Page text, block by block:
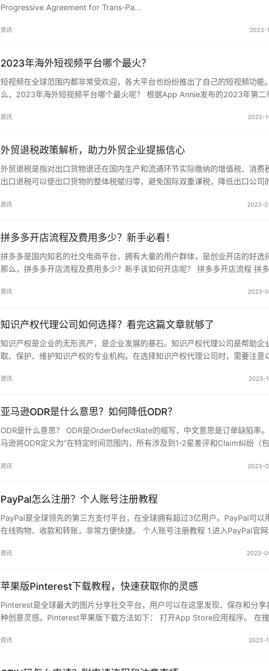
Progressive Agreement for Trans-Pa…
资讯 2023-
2023年海外短视频平台哪个最火？
短视频在全球范围内都非常受欢迎，各大平台也纷纷推出了自己的短视频功能
么，2023年海外短视频平台哪个最火呢？ 根据App Annie发布的2023年第二
资讯 2023-
外贸退税政策解析，助力外贸企业提振信心
外贸退税是指对出口货物退还在国内生产和流通环节实际缴纳的增值税、消费
出口退税可以使出口货物的整体税赋归零，避免国际双重课税，降低出口公司
资讯 2023-
拼多多开店流程及费用多少？新手必看！
拼多多是国内知名的社交电商平台，拥有大量的用户群体，是创业开店的好选
那么，拼多多开店流程及费用多少？新手该如何开店呢？ 拼多多开店流程 拼
资讯 2023-
知识产权代理公司如何选择？看完这篇文章就够了
知识产权是企业的无形资产，是企业发展的基石。知识产权代理公司是帮助企
取、保护、维护知识产权的专业机构。在选择知识产权代理公司时，需要注意
资讯 2023-
亚马逊ODR是什么意思？如何降低ODR？
ODR是什么意思？ ODR是OrderDefectRate的缩写，中文意思是订单缺陷率
马逊将ODR定义为“在特定时间范围内，所有涉及到1-2星差评和Claim纠纷（
资讯 2023-
PayPal怎么注册？个人账号注册教程
PayPal是全球领先的第三方支付平台，在全球拥有超过3亿用户。PayPal可以
在线购物、收款和转账，非常方便快捷。 个人账号注册教程 1.进入PayPal官网
资讯 2023-
苹果版Pinterest下载教程，快速获取你的灵感
Pinterest是全球最大的图片分享社交平台，用户可以在这里发现、保存和分享
种创意灵感。Pinterest苹果版下载方法如下： 打开App Store应用程序。 在
资讯 2023-